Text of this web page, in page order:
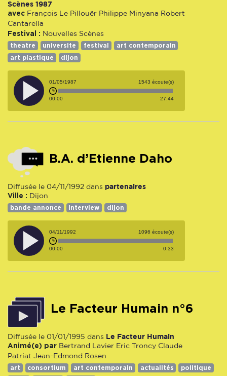
Scènes 1987
avec François Le Pillouër Philippe Minyana Robert
Cantarella
Festival : Nouvelles Scènes
theatre universite festival
art contemporain
art plastique
dijon
01/05/1987 1543 écoute(s)
00:00 27:44
B.A. d’Etienne Daho
Diffusée le 04/11/1992 dans partenaires
Ville : Dijon
bande annonce interview dijon
04/11/1992 1096 écoute(s)
00:00 0:33
Le Facteur Humain n°6
Diffusée le 01/01/1995 dans Le Facteur Humain
Animé(e) par Bertrand Lavier Eric Troncy Claude
Patriat Jean-Edmond Rosen
art consortium art contemporain actualités
politique